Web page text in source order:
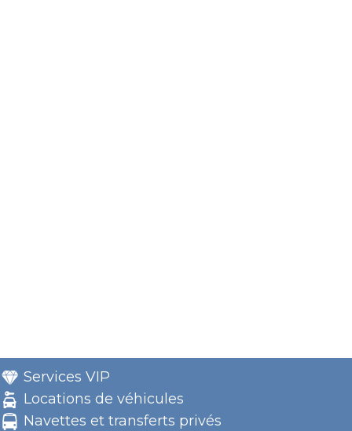
Services VIP
Locations de véhicules
Navettes et transferts privés